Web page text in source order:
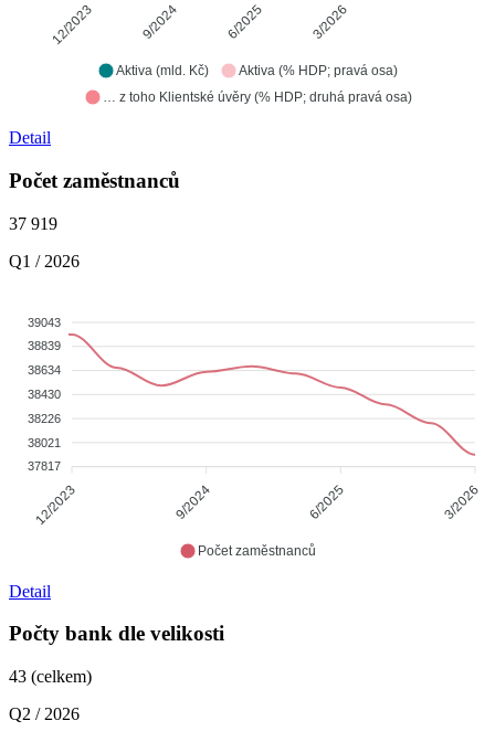
12/2023 9/2024 6/2025 3/2026
Aktiva (mld. Kč)
Aktiva (% HDP; pravá osa)
… z toho Klientské úvěry (% HDP; druhá pravá osa)
Detail
Počet zaměstnanců
37 919
Q1 / 2026
39043
38839
38634
38430
38226
38021
37817
12/2023 9/2024 6/2025 3/2026
Počet zaměstnanců
Detail
Počty bank dle velikosti
43 (celkem)
Q2 / 2026